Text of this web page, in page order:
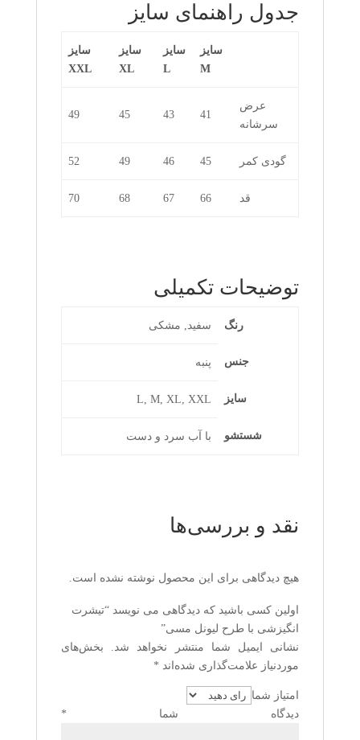
جدول راهنمای سایز
سایز
M
سایز
L
سایز
XL
سایز
XXL
عرض
سرشانه
41
43
45
49
گودی کمر 45
46
49
52
قد 66
67
68
70
توضیحات تکمیلی
رنگ سفید, مشکی
جنس پنبه
سایز L, M, XL, XXL
شستشو با آب سرد و دست
نقد و بررسی‌ها
هیچ دیدگاهی برای این محصول نوشته نشده است.
اولین کسی باشید که دیدگاهی می نویسد “تیشرت
انگیزشی با طرح لیونل مسی”
نشانی ایمیل شما منتشر نخواهد شد.
بخش‌های
موردنیاز علامت‌گذاری شده‌اند *
امتیاز شما
دیدگاه شما *